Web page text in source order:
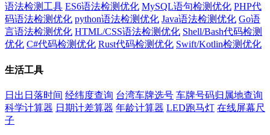
语法检测工具 ES6语法检测优化 MySQL语句检测优化 PHP代
码语法检测优化 python语法检测优化 Java语法检测优化 Go语
言语法检测优化 HTML/CSS语法检测优化 Shell/Bash代码检测
优化 C#代码检测优化 Rust代码检测优化 Swift/Kotlin检测优化
生活工具
日出日落时间 经纬度查询 台湾车牌选号 车牌号码归属地查询
科学计算器 日期计差算器 年龄计算器 LED跑马灯 在线屏幕尺
子